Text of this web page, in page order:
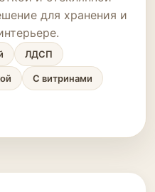
для хранения и
ЛДСП
С витринами